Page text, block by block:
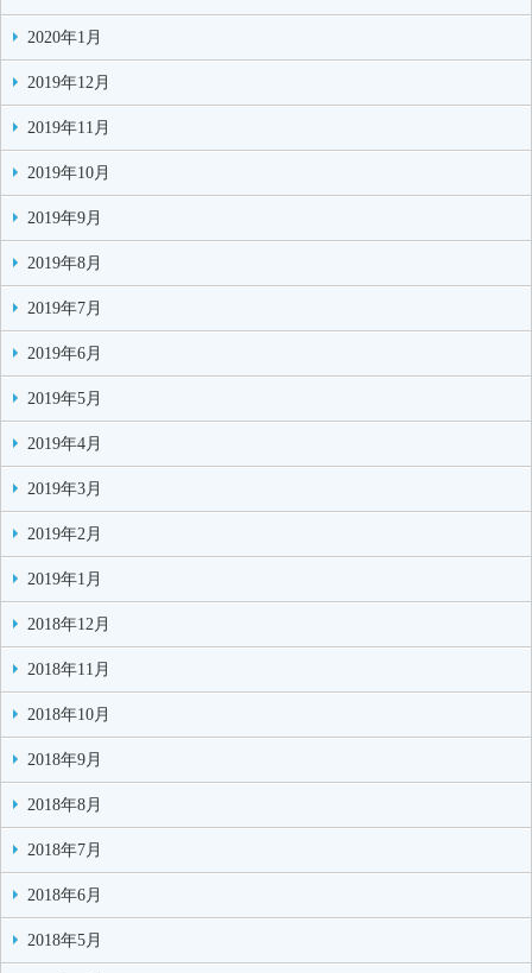
2020年1月
2019年12月
2019年11月
2019年10月
2019年9月
2019年8月
2019年7月
2019年6月
2019年5月
2019年4月
2019年3月
2019年2月
2019年1月
2018年12月
2018年11月
2018年10月
2018年9月
2018年8月
2018年7月
2018年6月
2018年5月